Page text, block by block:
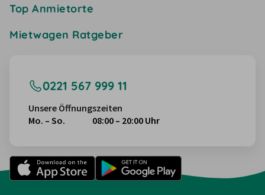
Top Anmietorte
Mietwagen Ratgeber
0221 567 999 11
Unsere Öffnungszeiten
Mo. – So.
08:00 – 20:00 Uhr